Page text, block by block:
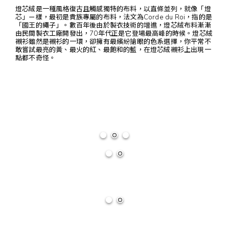
燈芯絨是一種風格復古且觸感獨特的布料，以直條並列，就像「燈
芯」ㄧ樣，最初是貴族專屬的布料，法文為Corde du Roi，指的是
「國王的繩子」。數百年後由於製衣技術的增進，燈芯絨布料漸漸
由民間製衣工廠開發出，70年代正是它登場最高峰的時候。燈芯絨
襯衫雖然是襯衫的一環，卻擁有最繽紛搶眼的色系選擇，你平常不
敢嘗試最亮的黃、最火的紅、最飽和的藍，在燈芯絨襯衫上出現一
點都不奇怪。